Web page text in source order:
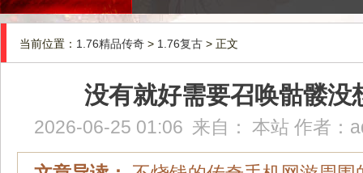
当前位置： 1.76精品传奇 > 1.76复古 > 正文
没有就好需要召唤骷髅没
2026-06-25 01:06 来自： 本站 作者：